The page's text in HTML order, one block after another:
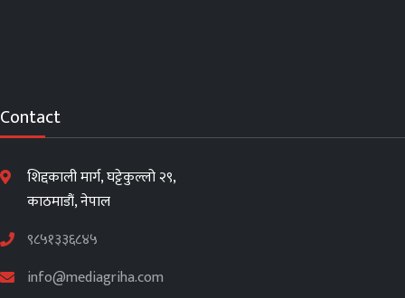
Contact
शिद्दकाली मार्ग, घट्टेकुल्लो २९,
काठमाडौं, नेपाल
९८५१३३६८४५
info@mediagriha.com